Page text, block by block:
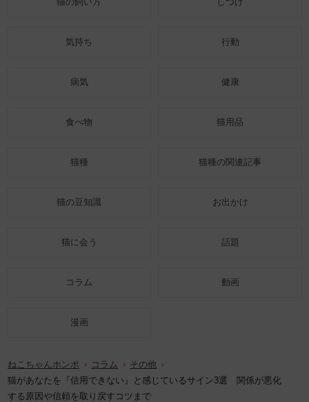
気持ち 行動
病気 健康
食べ物 猫用品
猫種 猫種の関連記事
猫の豆知識 お出かけ
猫に会う 話題
コラム 動画
漫画
ねこちゃんホンポ コラム
その他
猫があなたを『信用できない』と感じているサイン3選 関係が悪化
する原因や信頼を取り戻すコツまで